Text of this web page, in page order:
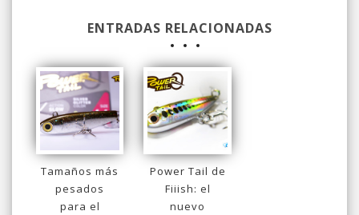
ENTRADAS RELACIONADAS
Tamaños más
pesados
para el
Power Tail de
Fiiish: el
nuevo